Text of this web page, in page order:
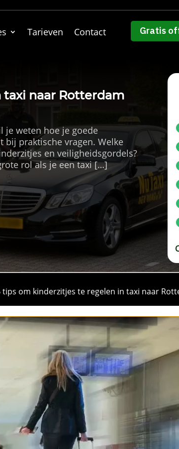
Tarieven Contact Gratis
naar Rotterdam
je weten hoe je goede
bij praktische vragen. Welke
en veiligheidsgordels?
rol als je een taxi […]
tips om kinderzitjes te regelen in taxi naar